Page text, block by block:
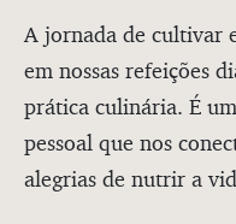
A jornada de cultivar
em nossas refeições
prática culinária. É
pessoal que nos
alegrias de nutrir a